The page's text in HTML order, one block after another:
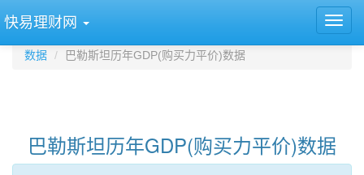
快易理财网
数据 巴勒斯坦历年GDP(购买力平价)数据
巴勒斯坦历年GDP(购买力平价)数据